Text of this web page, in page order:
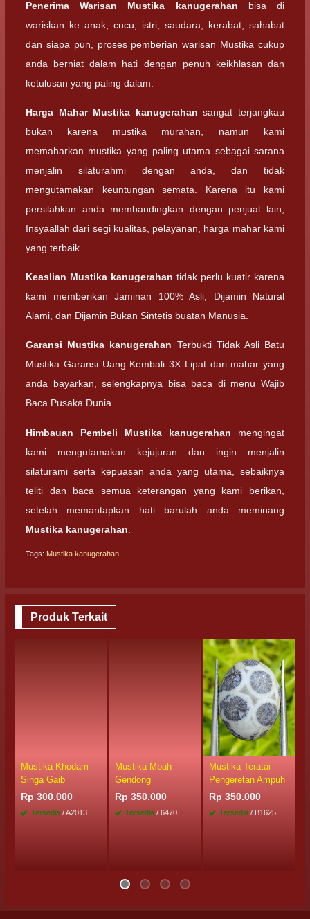
Penerima Warisan Mustika kanugerahan bisa di
wariskan ke anak, cucu, istri, saudara, kerabat, sahabat
dan siapa pun, proses pemberian warisan Mustika cukup
anda berniat dalam hati dengan penuh keikhlasan dan
ketulusan yang paling dalam.
Harga Mahar Mustika kanugerahan sangat terjangkau
bukan karena mustika murahan, namun kami
memaharkan mustika yang paling utama sebagai sarana
menjalin silaturahmi dengan anda, dan tidak
mengutamakan keuntungan semata. Karena itu kami
persilahkan anda membandingkan dengan penjual lain,
Insyaallah dari segi kualitas, pelayanan, harga mahar kami
yang terbaik.
Keaslian Mustika kanugerahan tidak perlu kuatir karena
kami memberikan Jaminan 100% Asli, Dijamin Natural
Alami, dan Dijamin Bukan Sintetis buatan Manusia.
Garansi Mustika kanugerahan Terbukti Tidak Asli Batu
Mustika Garansi Uang Kembali 3X Lipat dari mahar yang
anda bayarkan, selengkapnya bisa baca di menu Wajib
Baca Pusaka Dunia.
Himbauan Pembeli Mustika kanugerahan mengingat
kami mengutamakan kejujuran dan ingin menjalin
silaturami serta kepuasan anda yang utama, sebaiknya
teliti dan baca semua keterangan yang kami berikan,
setelah memantapkan hati barulah anda meminang
Mustika kanugerahan
Tags: Mustika kanugerahan
Produk Terkait
Mustika Khodam
Singa Gaib
Rp 300.000
Tersedia / A2013
Mustika Mbah
Gendong
Rp 350.000
Tersedia / 6470
Mustika Teratai
Pengeretan Ampuh
Rp 350.000
Tersedia / B1625